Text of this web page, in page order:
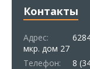
Контакты
Адрес:
мкр. дом 27
Телефон:
8